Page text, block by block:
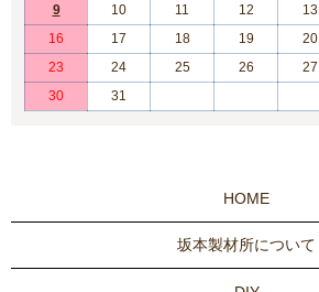
9
10 11 12 13
16
17 18 19 20
23
24 25 26 27
30
31
HOME
坂本製材所について